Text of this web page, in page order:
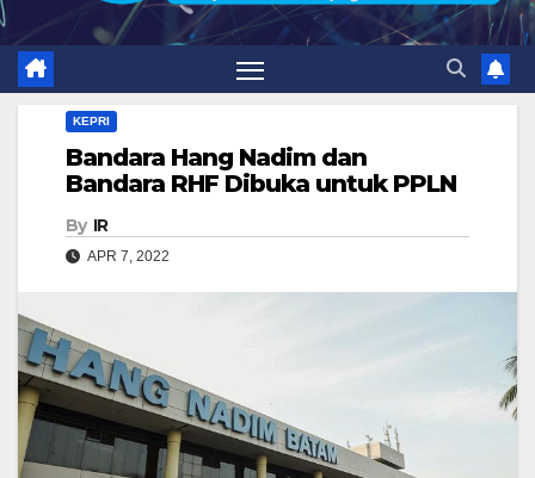
KEPRI
Bandara Hang Nadim dan
Bandara RHF Dibuka untuk PPLN
By IR
APR 7, 2022